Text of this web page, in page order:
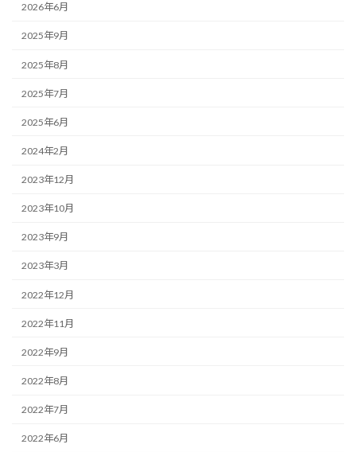
2026年6月
2025年9月
2025年8月
2025年7月
2025年6月
2024年2月
2023年12月
2023年10月
2023年9月
2023年3月
2022年12月
2022年11月
2022年9月
2022年8月
2022年7月
2022年6月